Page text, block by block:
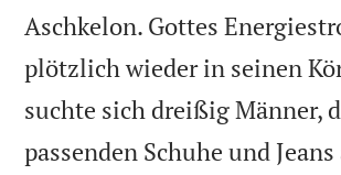
Aschkelon. Gottes
plötzlich wieder in seinen
suchte sich dreißig Männer,
passenden Schuhe und